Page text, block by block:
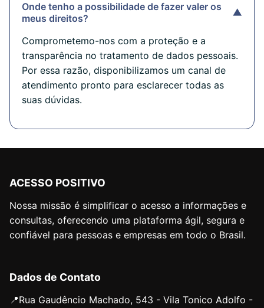
Onde tenho a possibilidade de fazer valer os
meus direitos?
▼
Comprometemo-nos com a proteção e a
transparência no tratamento de dados pessoais.
Por essa razão, disponibilizamos um canal de
atendimento pronto para esclarecer todas as
suas dúvidas.
ACESSO POSITIVO
Nossa missão é simplificar o acesso a informações e
consultas, oferecendo uma plataforma ágil, segura e
confiável para pessoas e empresas em todo o Brasil.
Dados de Contato
📍Rua Gaudêncio Machado, 543 - Vila Tonico Adolfo -